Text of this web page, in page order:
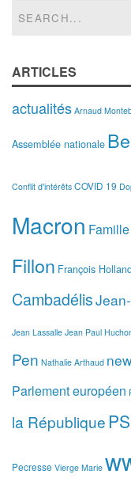
ARTICLES
actualités Arnaud
Assemblée nationale
Conflit d'intérêts COVID 19
Macron Famille
Fillon François
Cambadélis
Jean Lassalle Jean Paul
Pen Nathalie Arthaud
Parlement européen
la République PS
Pecresse Vierge Marie